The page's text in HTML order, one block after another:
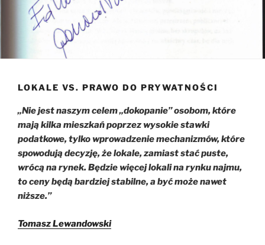
LOKALE VS. PRAWO DO PRYWATNOŚCI
„Nie jest naszym celem „dokopanie” osobom, które
mają kilka mieszkań poprzez wysokie stawki
podatkowe, tylko wprowadzenie mechanizmów, które
spowodują decyzję, że lokale, zamiast stać puste,
wrócą na rynek. Będzie więcej lokali na rynku najmu,
to ceny będą bardziej stabilne, a być może nawet
niższe.”
Tomasz Lewandowski